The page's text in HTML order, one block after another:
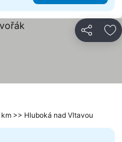
Sdílet
>> Hluboká nad Vltavou